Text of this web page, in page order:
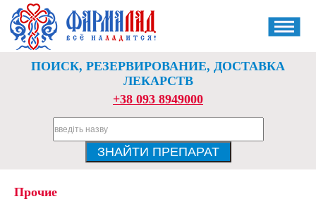
ПОИСК, РЕЗЕРВИРОВАНИЕ, ДОСТАВКА
ЛЕКАРСТВ
+38 093 8949000
Прочие